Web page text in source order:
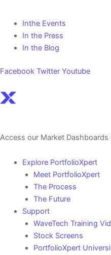
Inthe Events
In the Press
In the Blog
Facebook Twitter Youtube
Access our Market Dashboards
Explore PortfolioXpert
Meet PortfolioXpert
The Process
The Future
Support
WaveTech Training
Stock Screens
PortfolioXpert